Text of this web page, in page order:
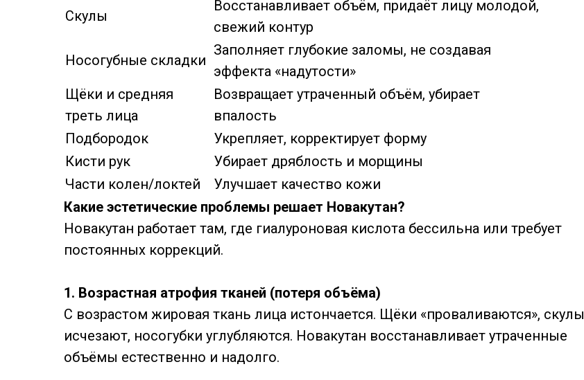
Скулы
Восстанавливает объём, придаёт лицу молодой,
свежий контур
Носогубные складки
Заполняет глубокие заломы, не создавая
эффекта «надутости»
Щёки и средняя
треть лица
Возвращает утраченный объём, убирает
впалость
Подбородок
Укрепляет, корректирует форму
Кисти рук
Убирает дряблость и морщины
Части колен/локтей
Улучшает качество кожи
Какие эстетические проблемы решает Новакутан?
Новакутан работает там, где гиалуроновая кислота бессильна или требует
постоянных коррекций.
1. Возрастная атрофия тканей (потеря объёма)
С возрастом жировая ткань лица истончается. Щёки «проваливаются», скулы
исчезают, носогубки углубляются. Новакутан восстанавливает утраченные
объёмы естественно и надолго.